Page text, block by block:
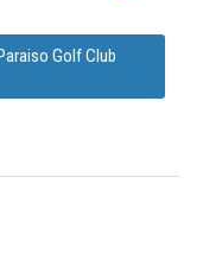
Golf Club